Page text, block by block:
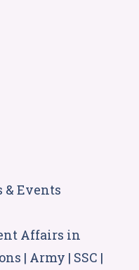
& Events
Affairs in
| Army | SSC |